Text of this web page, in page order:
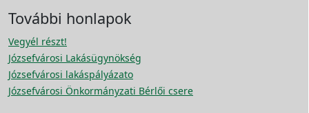
További honlapok
Vegyél részt!
Józsefvárosi Lakásügynökség
Józsefvárosi lakáspályázato
Józsefvárosi Önkormányzati Bérlői csere